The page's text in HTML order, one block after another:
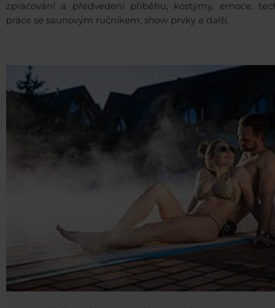
zpracování a předvedení příběhu, kostýmy, emoce,
práce se saunovým ručníkem, show prvky a další.